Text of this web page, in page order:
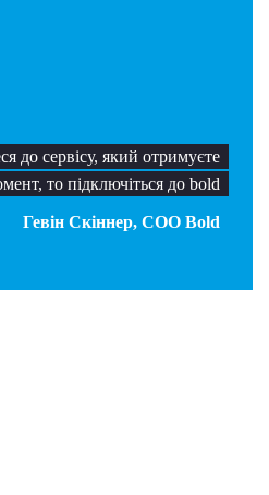
до сервісу, який отримуєте
то підключіться до bold
Гевін Скіннер, COO Bold